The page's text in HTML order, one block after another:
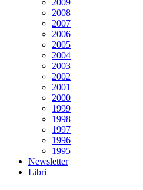
2009
2008
2007
2006
2005
2004
2003
2002
2001
2000
1999
1998
1997
1996
1995
Newsletter
Libri